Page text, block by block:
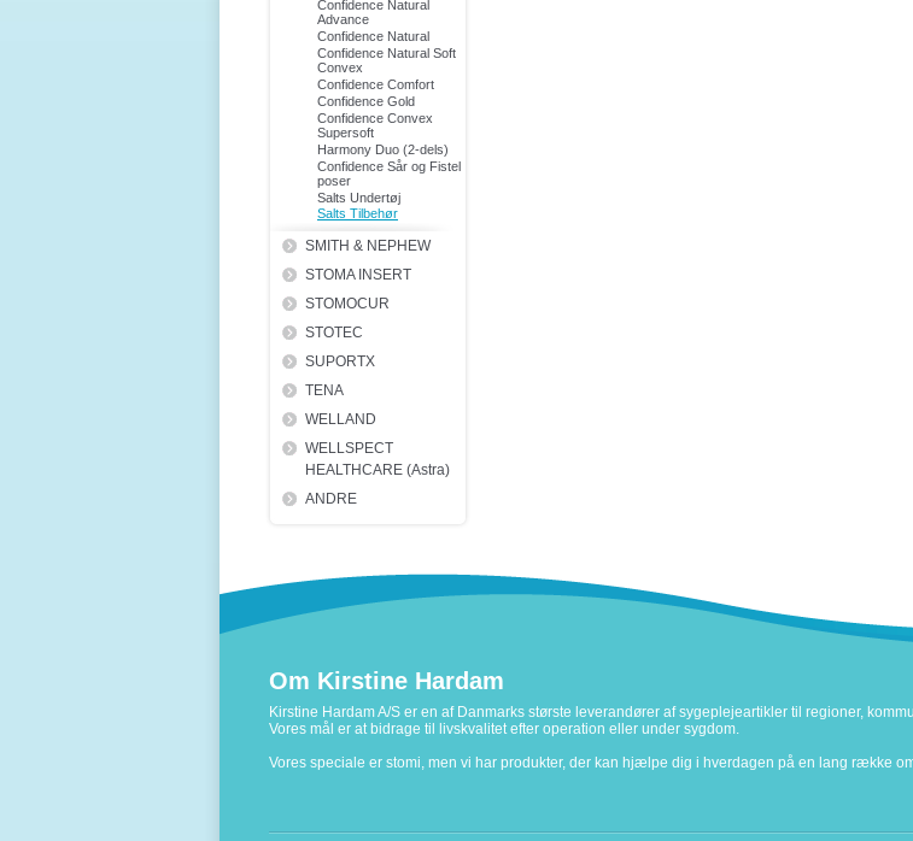
Confidence Natural
Advance
Confidence Natural
Confidence Natural Soft
Convex
Confidence Comfort
Confidence Gold
Confidence Convex
Supersoft
Harmony Duo (2-dels)
Confidence Sår og Fistel
poser
Salts Undertøj
Salts Tilbehør
SMITH & NEPHEW
STOMA INSERT
STOMOCUR
STOTEC
SUPORTX
TENA
WELLAND
WELLSPECT
HEALTHCARE (Astra)
ANDRE
Om Kirstine Hardam
Kirstine Hardam A/S er en af Danmarks største leverandører af sygeplejeartikler til regioner,
Vores mål er at bidrage til livskvalitet efter operation eller under sygdom.
Vores speciale er stomi, men vi har produkter, der kan hjælpe dig i hverdagen på en lang række